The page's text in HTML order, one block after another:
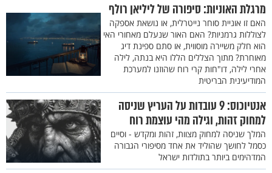
מרגלת האוניות: סיפורה של ליליאן רולף
האם זו אוניית סוחר נייטרלית, או נושאת אספקה
לצוללות גרמניות? האם האור שנעלם מאחורי האי
הוא חלק משיירה מוסווית, או סתם ספינת דיג
מאוחרת? מתוך הצללים הללו היא בנתה, לילה
אחרי לילה, דו"חות קרי רוח שהוזנו למערכת
המודיעינית הבריטית
אנטיוכוס: 9 עובדות על העריץ שניסה
למחוק זהות, וגילה מהי עוצמת רוח
המלך שניסה למחוק מצוות, זהות ומקדש - וסיים
כסמל לחושך שהוליד את אחד מסיפורי הגבורה
המדהימים ביותר בתולדות ישראל